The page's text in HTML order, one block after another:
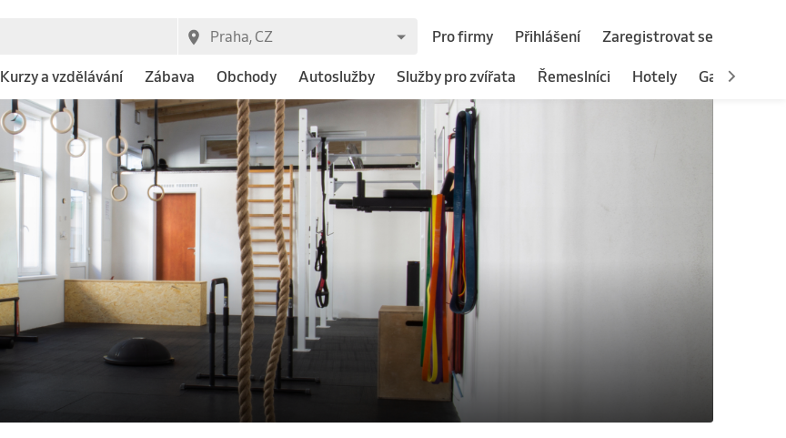
Pro firmy Přihlášení Zaregistrovat se
Kurzy a vzdělávání Zábava Obchody Autoslužby Služby pro zvířata Řemeslníci Hotely Gastronomie